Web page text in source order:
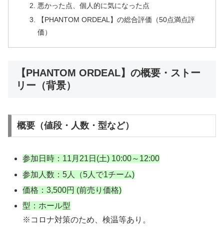
悪かった点、個人的に気になった点
【PHANTOM ORDEAL】の総合評価（50点満点評
価）
【PHANTOM ORDEAL】の概要・ストー
リー（背景）
概要（値段・人数・型など）
参加日時：11月21日(土) 10:00～12:00
参加人数：5人（5人で1チーム)
価格：3,500円 (前売り価格)
型：ホール型
※コロナ対策のため、検温等あり。